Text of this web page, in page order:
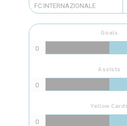
FC INTERNAZIONALE
Goals
0
Assists
0
Yellow
0